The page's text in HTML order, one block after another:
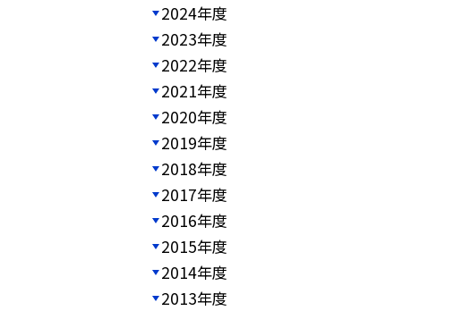
2024年度
2023年度
2022年度
2021年度
2020年度
2019年度
2018年度
2017年度
2016年度
2015年度
2014年度
2013年度